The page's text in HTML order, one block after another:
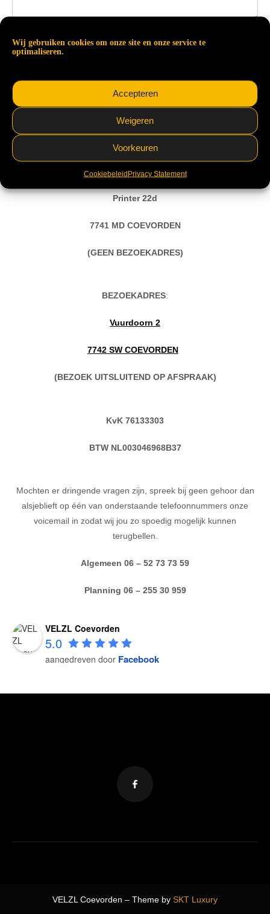
Wij gebruiken cookies om onze site en onze service te
optimaliseren.
Accepteren
Weigeren
Voorkeuren
CookiebeleidPrivacy Statement
Verstuur
OPSLAGLOCATIE:
Printer 22d
7741 MD COEVORDEN
(GEEN BEZOEKADRES)
BEZOEKADRES:
Vuurdoorn 2
7742 SW COEVORDEN
(BEZOEK UITSLUITEND OP AFSPRAAK)
KvK 76133303
BTW NL003046968B37
Mochten er dringende vragen zijn, spreek bij geen gehoor dan
alsjeblieft op één van onderstaande telefoonnummers onze
voicemail in zodat wij jou zo spoedig mogelijk kunnen
terugbellen.
Algemeen 06 – 52 73 73 59
Planning 06 – 255 30 959
VELZL Coevorden
5.0
aangedreven door Facebook
Facebook
VELZL Coevorden – Theme by SKT Luxury